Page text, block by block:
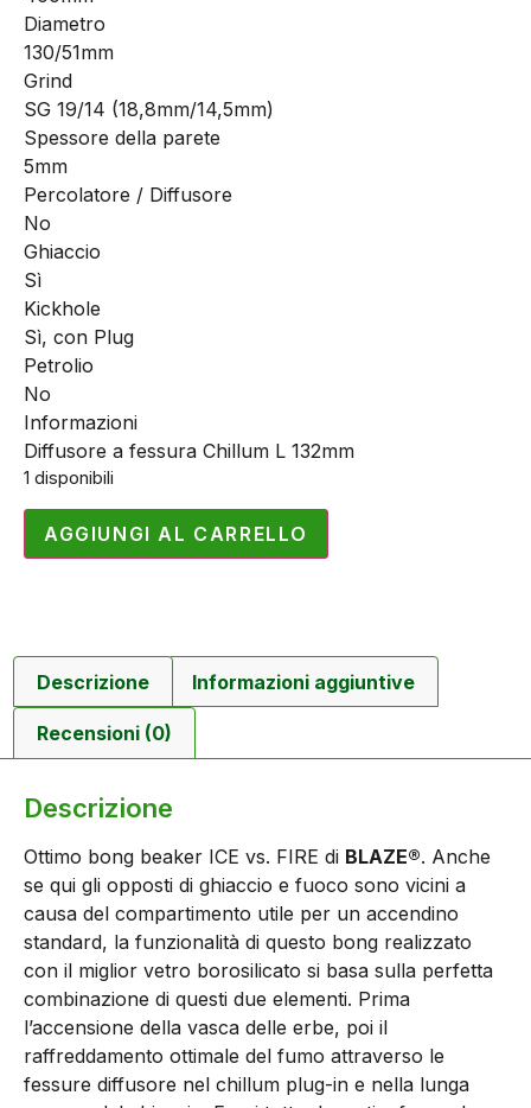
Diametro
130/51mm
Grind
SG 19/14 (18,8mm/14,5mm)
Spessore della parete
5mm
Percolatore / Diffusore
No
Ghiaccio
Sì
Kickhole
Sì, con Plug
Petrolio
No
Informazioni
Diffusore a fessura Chillum L 132mm
1 disponibili
AGGIUNGI AL CARRELLO
Descrizione Informazioni aggiuntive
Recensioni (0)
Descrizione
Ottimo bong beaker ICE vs. FIRE di BLAZE®. Anche
se qui gli opposti di ghiaccio e fuoco sono vicini a
causa del compartimento utile per un accendino
standard, la funzionalità di questo bong realizzato
con il miglior vetro borosilicato si basa sulla perfetta
combinazione di questi due elementi. Prima
l’accensione della vasca delle erbe, poi il
raffreddamento ottimale del fumo attraverso le
fessure diffusore nel chillum plug-in e nella lunga